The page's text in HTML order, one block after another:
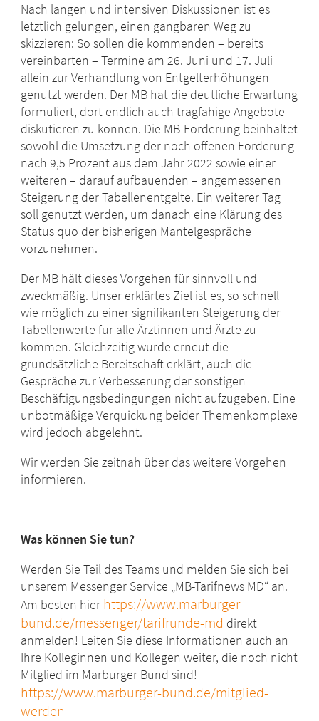
Nach langen und intensiven Diskussionen ist es
letztlich gelungen, einen gangbaren Weg zu
skizzieren: So sollen die kommenden – bereits
vereinbarten – Termine am 26. Juni und 17. Juli
allein zur Verhandlung von Entgelterhöhungen
genutzt werden. Der MB hat die deutliche Erwartung
formuliert, dort endlich auch tragfähige Angebote
diskutieren zu können. Die MB-Forderung beinhaltet
sowohl die Umsetzung der noch offenen Forderung
nach 9,5 Prozent aus dem Jahr 2022 sowie einer
weiteren – darauf aufbauenden – angemessenen
Steigerung der Tabellenentgelte. Ein weiterer Tag
soll genutzt werden, um danach eine Klärung des
Status quo der bisherigen Mantelgespräche
vorzunehmen.
Der MB hält dieses Vorgehen für sinnvoll und
zweckmäßig. Unser erklärtes Ziel ist es, so schnell
wie möglich zu einer signifikanten Steigerung der
Tabellenwerte für alle Ärztinnen und Ärzte zu
kommen. Gleichzeitig wurde erneut die
grundsätzliche Bereitschaft erklärt, auch die
Gespräche zur Verbesserung der sonstigen
Beschäftigungsbedingungen nicht aufzugeben. Eine
unbotmäßige Verquickung beider Themenkomplexe
wird jedoch abgelehnt.
Wir werden Sie zeitnah über das weitere Vorgehen
informieren.
Was können Sie tun?
Werden Sie Teil des Teams und melden Sie sich bei
unserem Messenger Service „MB-Tarifnews MD“ an.
Am besten hier https://www.marburger-
bund.de/messenger/tarifrunde-md direkt
anmelden! Leiten Sie diese Informationen auch an
Ihre Kolleginnen und Kollegen weiter, die noch nicht
Mitglied im Marburger Bund sind!
https://www.marburger-bund.de/mitglied-
werden